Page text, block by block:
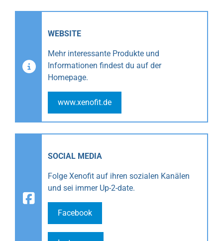
WEBSITE
Mehr interessante Produkte und
Informationen findest du auf der
Homepage.
www.xenofit.de
SOCIAL MEDIA
Folge Xenofit auf ihren sozialen Kanälen
und sei immer Up-2-date.
Facebook